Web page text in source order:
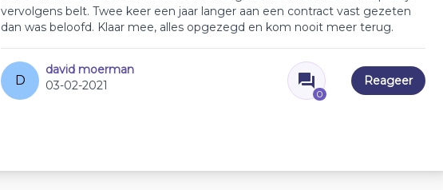
vervolgens belt. Twee keer een jaar langer aan een contract vast gezeten
dan was beloofd. Klaar mee, alles opgezegd en kom nooit meer terug.
D
david moerman
03-02-2021
0
Reageer